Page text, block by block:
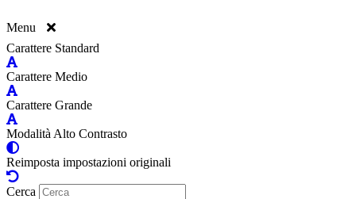
Menu
Carattere Standard
Carattere Medio
Carattere Grande
Modalità Alto Contrasto
Reimposta impostazioni originali
Cerca